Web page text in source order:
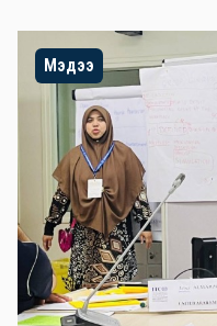
Мэдээ